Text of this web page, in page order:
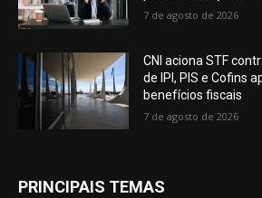
7 de agosto de 2026
CNI aciona STF
de IPI, PIS e Cofins
benefícios fiscais
7 de agosto de 2026
PRINCIPAIS TEMAS